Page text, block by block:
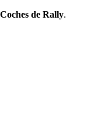
de Rally.